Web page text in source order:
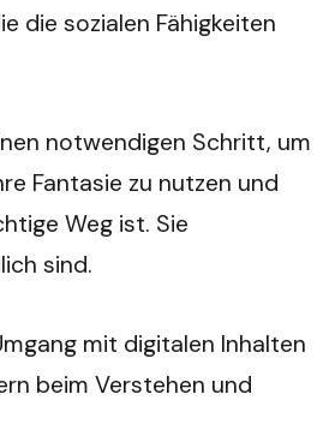
die sozialen Fähigkeiten
notwendigen Schritt, um
Fantasie zu nutzen und
Weg ist. Sie
sind.
mit digitalen Inhalten
beim Verstehen und